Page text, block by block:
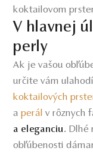
koktailovom
V hlavnej
perly
Ak je vašou
určite vám
koktailových
aperál v rôznych
a eleganciu. Dlhé
obľúbenosti